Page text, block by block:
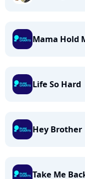
Mama Hold
Life So Hard
Hey Brother
Take Me